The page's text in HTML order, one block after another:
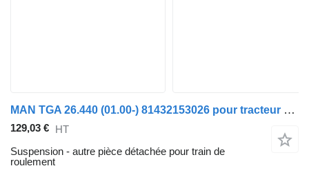
MAN TGA 26.440 (01.00-) 81432153026 pour tracteur routier MAN 4-series, TGA (1993-2009)
129,03 € HT
Suspension - autre pièce détachée pour train de
roulement